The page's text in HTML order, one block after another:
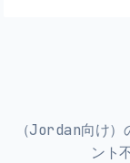
（Jordan向け）
ント